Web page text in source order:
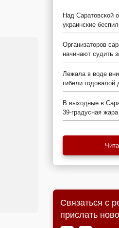
Над Саратовской
украинские
Организаторов
начинают судить
Лежала в воде
гибели годовалой
В выходные в
39-градусная жара
Связаться с
прислать